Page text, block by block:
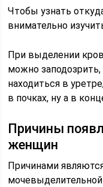
Чтобы узнать
внимательно
При выделении
можно
находиться в
в почках, ну а в
Причины
женщин
Причинами